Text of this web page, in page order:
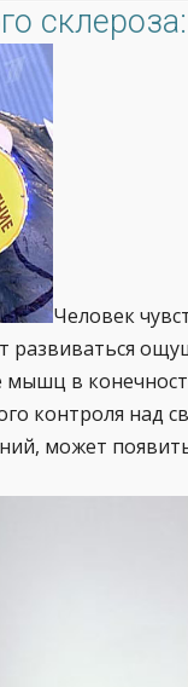
склероза:
Человек
развиваться
в
контроля над
может